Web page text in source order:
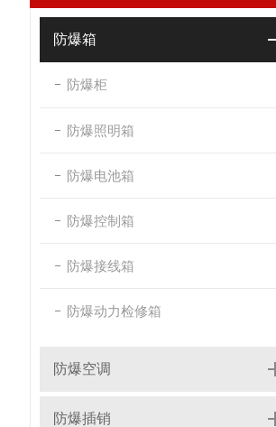
防爆箱
防爆柜
防爆照明箱
防爆电池箱
防爆控制箱
防爆接线箱
防爆动力检修箱
防爆空调
防爆插销